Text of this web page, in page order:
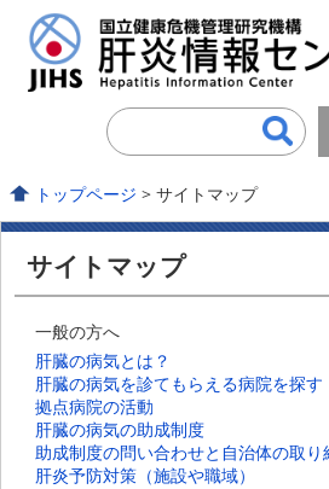
トップページ > サイトマップ
サイトマップ
一般の方へ
肝臓の病気とは？
肝臓の病気を診てもらえる病院を探す
拠点病院の活動
肝臓の病気の助成制度
助成制度の問い合わせと自治体の取り
肝炎予防対策（施設や職域）